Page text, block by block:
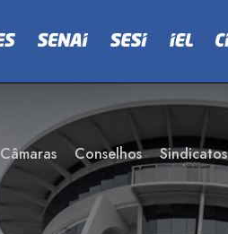
Câmaras Conselhos Sindicatos